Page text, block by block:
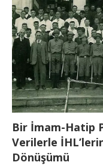
Bir İmam-Hatip
Verilerle
Dönüşümü